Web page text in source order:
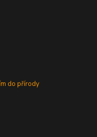
do přírody